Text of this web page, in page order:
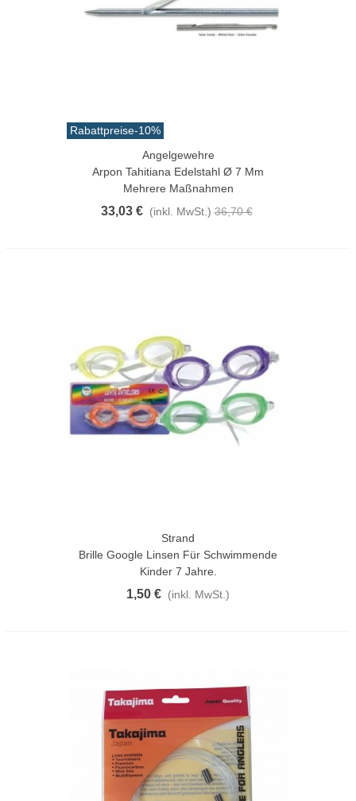
Rabattpreise-10%
Angelgewehre
Arpon Tahitiana Edelstahl Ø 7 Mm
Mehrere Maßnahmen
33,03 € (inkl. MwSt.) 36,70 €
Strand
Brille Google Linsen Für Schwimmende
Kinder 7 Jahre.
1,50 € (inkl. MwSt.)